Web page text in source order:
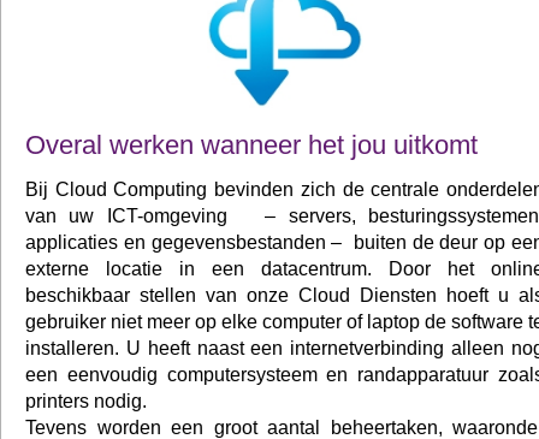
Overal werken wanneer het jou uitkomt
Bij Cloud Computing bevinden zich de centrale
van uw ICT-omgeving – servers,
applicaties en gegevensbestanden – buiten de deur op
externe locatie in een datacentrum. Door het
beschikbaar stellen van onze Cloud Diensten hoeft u
gebruiker niet meer op elke computer of laptop de software
installeren. U heeft naast een internetverbinding alleen
een eenvoudig computersysteem en randapparatuur
printers nodig.
Tevens worden een groot aantal beheertaken,